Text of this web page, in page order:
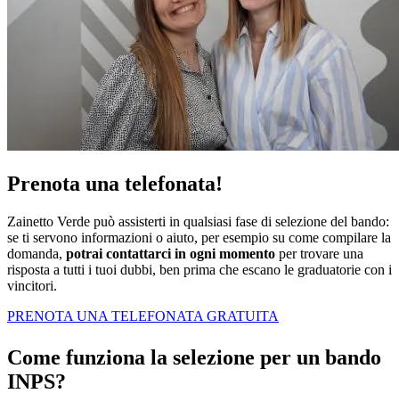
Prenota una telefonata!
Zainetto Verde può assisterti in qualsiasi fase di selezione del bando:
se ti servono informazioni o aiuto, per esempio su come compilare la
domanda, potrai contattarci in ogni momento per trovare una
risposta a tutti i tuoi dubbi, ben prima che escano le graduatorie con i
vincitori.
PRENOTA UNA TELEFONATA GRATUITA
Come funziona la selezione per un bando
INPS?